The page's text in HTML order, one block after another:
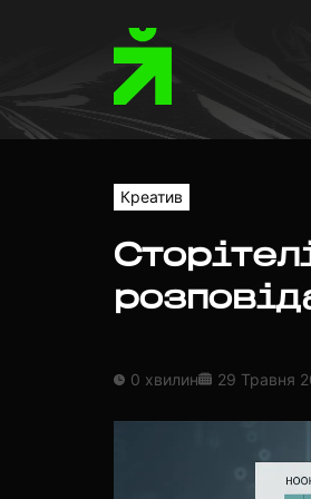
Креатив
0 хвилин 29 Травня